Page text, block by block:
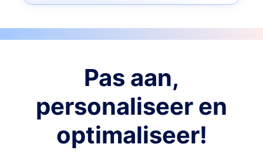
Pas aan,
personaliseer en
optimaliseer!